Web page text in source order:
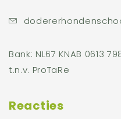
Bank: NL67 KNAB 0613
t.n.v. ProTaRe
Reacties